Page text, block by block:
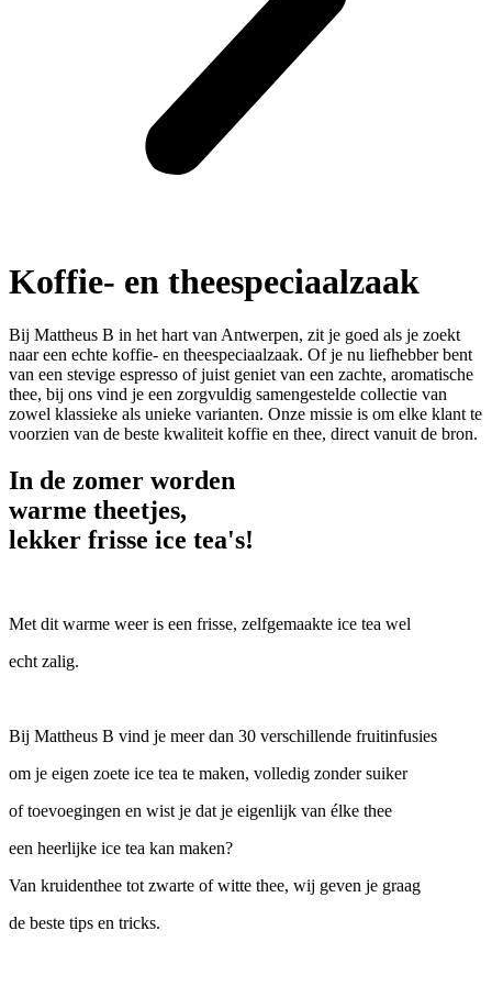
Koffie- en theespeciaalzaak
Bij Mattheus B in het hart van Antwerpen, zit je goed als je zoekt
naar een echte koffie- en theespeciaalzaak. Of je nu liefhebber bent
van een stevige espresso of juist geniet van een zachte, aromatische
thee, bij ons vind je een zorgvuldig samengestelde collectie van
zowel klassieke als unieke varianten. Onze missie is om elke klant te
voorzien van de beste kwaliteit koffie en thee, direct vanuit de bron.
In de zomer worden
warme theetjes,
lekker frisse ice tea's!
Met dit warme weer is een frisse, zelfgemaakte ice tea wel
echt zalig.
Bij Mattheus B vind je meer dan 30 verschillende fruitinfusies
om je eigen zoete ice tea te maken, volledig zonder suiker
of toevoegingen en wist je dat je eigenlijk van élke thee
een heerlijke ice tea kan maken?
Van kruidenthee tot zwarte of witte thee, wij geven je graag
de beste tips en tricks.